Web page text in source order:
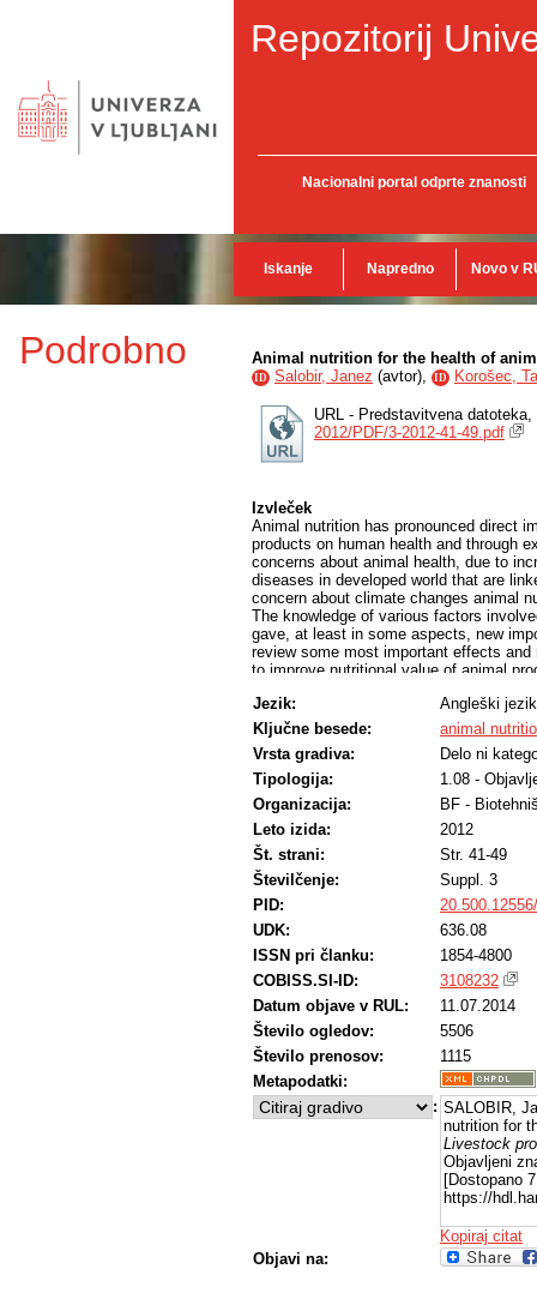
Repozitorij
Nacionalni portal odprte znanosti
Iskanje Napredno Novo v
Podrobno Animal nutrition for the health of
ID Salobir, Janez (avtor), ID Korošec,
URL - Predstavitvena
2012/PDF/3-2012-41-49.pdf
Izvleček
Animal nutrition has pronounced direct
products on human health and through
concerns about animal health, due to
diseases in developed world that are
concern about climate changes animal
The knowledge of various factors
gave, at least in some aspects, new
review some most important effects
to improve nutritional value of animal
Jezik:
Angleški jezik
Ključne besede:
animal
Vrsta gradiva:
Delo ni
Tipologija:
1.08 -
Organizacija:
BF -
Leto izida:
2012
Št. strani:
Str. 41-49
Številčenje:
Suppl. 3
PID:
UDK:
636.08
ISSN pri članku:
1854-4800
COBISS.SI-ID:
3108232
Datum objave v RUL:
11.07.2014
Število ogledov:
5506
Število prenosov:
1115
Metapodatki:
: SALOBIR,
nutrition for
Livestock
Objavljeni
[Dostopano
https://
Kopiraj citat
Objavi na: